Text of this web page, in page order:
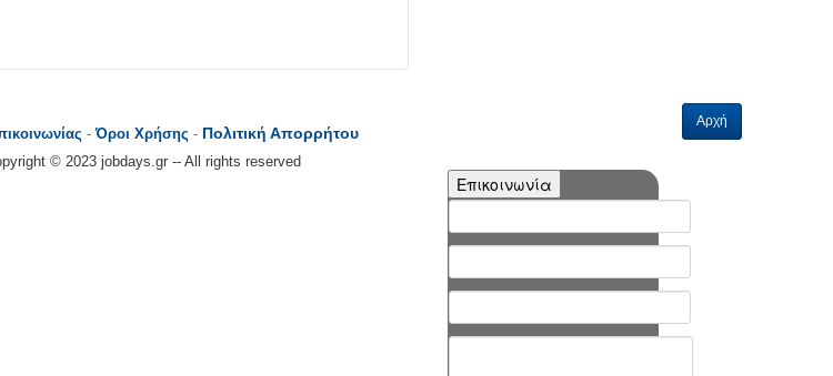
-Όροι Χρήσης - Πολιτική Απορρήτου
© 2023 jobdays.gr -- All rights reserved
Αρχή